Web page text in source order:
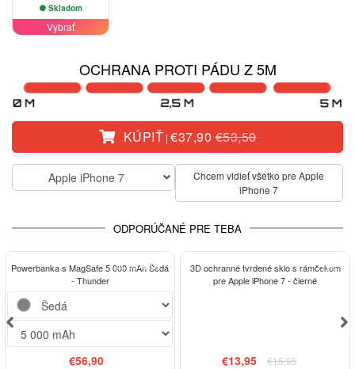
Skladom
Vybrať
OCHRANA PROTI PÁDU Z 5M
KÚPIŤ | €37,90€53,50
Apple iPhone 7
Chcem vidieť všetko pre Apple
iPhone 7
ODPORÚČANÉ PRE TEBA
ELEGANCE
Powerbanka s MagSafe 5 000 mAh Šedá
- Thunder
€56,90
-13%
3D ochranné tvrdené sklo s rámčekom
pre Apple iPhone 7 - čierné
€13,95
€15,95